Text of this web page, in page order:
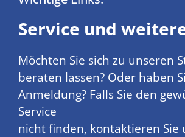
Service und
Möchten Sie sich zu unseren
beraten lassen? Oder haben
Anmeldung? Falls Sie den
Service
nicht finden, kontaktieren Sie